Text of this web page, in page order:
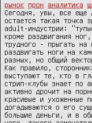
рынок прон аналитика
Сегодня, увы, все еще
остается такая точка
adult-индустрии:
кроме раздвигания
трудного - прыгать
раздвигать ноги на
разных, но общий
Как правило,
выступают те, кто в
стрип-клубы знает по
активно дрочит на
красивые и ухоженные
догадываются о его
большие деньги, и в